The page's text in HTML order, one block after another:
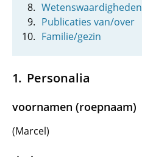
Wetenswaardigheden
Publicaties van/over
Familie/gezin
Personalia
voornamen (roepnaam)
(Marcel)